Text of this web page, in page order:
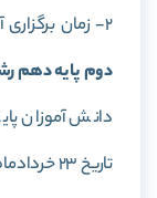
2- زمان برگزاری آزمون ورودی مدارس انرژی اتمی
دوم پایه دهم
دانش آموزان
تاریخ 23 خردادماه برگزار شد.